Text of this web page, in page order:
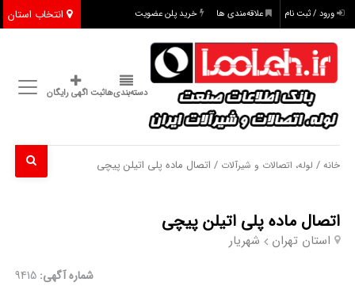
انتخاب استان ورود / ثبت نام علاقه‌مندی ها خرید پلن عضویت
دسته‌بندی‌هاثبت اگهی رایگان
خانه / لوله، اتصالات و شیرآلات / اتصال ماده پلی اتیلن پیچی
اتصال ماده پلی اتیلن پیچی
استان تهران شهریار
شماره آگهی: 9415